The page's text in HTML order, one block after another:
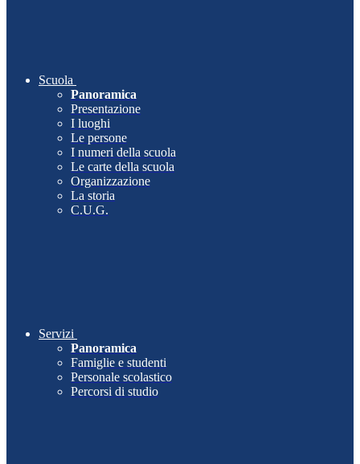
Scuola
Panoramica
Presentazione
I luoghi
Le persone
I numeri della scuola
Le carte della scuola
Organizzazione
La storia
C.U.G.
Servizi
Panoramica
Famiglie e studenti
Personale scolastico
Percorsi di studio